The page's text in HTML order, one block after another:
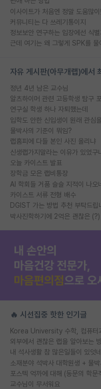
이사이트가 처음엔 정말 도움많
커뮤니티는 다 쓰레기통이지
근데 여기는 왜 그렇게 SPK를 물
자유 게시판(아무개랩)에서
정년 4년 남은 교수님
알츠하이머 관련 고등학생 탐구
연구실 학생 하나 자퇴했는데
입학도 안한 신입생이 원래 관심
물박사의 기준이 뭐임?
랩홈피에 다들 본인 사진 올리냐
신생랩가지말라는 이유가 있었구
오늘 카이스트 발표
장학금 모은 랩비통장
AI 학회들 거품 슬슬 지적이 나오
카이스트 서류 전형 배수
DGIST 가는 방법 추천 부탁드립
🔥 시선집중 핫한 인기글
외부에서 괜찮은 랩을 알아보는
내 석사생활 참 많은일들이 있엇
소재분야 석박사 대학원생 + 물
교수님이 무서워요